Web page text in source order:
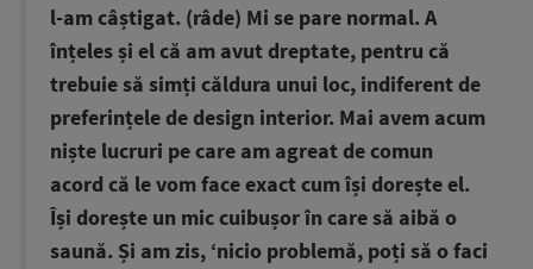
l-am câștigat. (râde) Mi se pare normal. A
înțeles și el că am avut dreptate, pentru că
trebuie să simți căldura unui loc, indiferent de
preferințele de design interior. Mai avem acum
niște lucruri pe care am agreat de comun
acord că le vom face exact cum își dorește el.
Își dorește un mic cuibușor în care să aibă o
saună. Și am zis, ‘nicio problemă, poți să o faci